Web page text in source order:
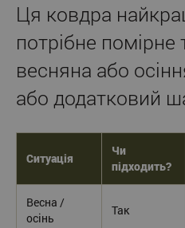
Ця ковдра
потрібне
весняна або
або додатковий
Ситуація
Чи
підходить?
Весна /
осінь
Так